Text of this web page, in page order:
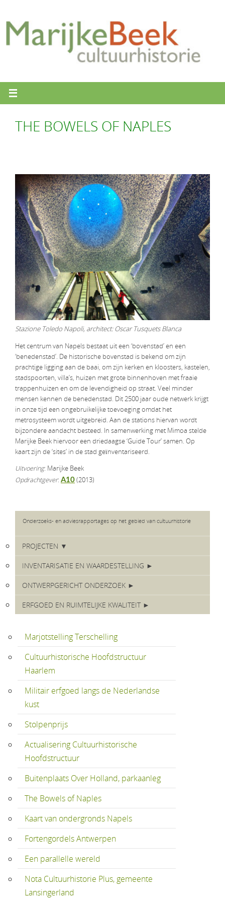
inhoud
THE BOWELS OF NAPLES
Stazione Toledo Napoli, architect: Oscar Tusquets Blanca
Het centrum van Napels bestaat uit een ‘bovenstad’ en een
‘benedenstad’. De historische bovenstad is bekend om zijn
prachtige ligging aan de baai, om zijn kerken en kloosters, kastelen,
stadspoorten, villa’s, huizen met grote binnenhoven met fraaie
trappenhuizen en om de levendigheid op straat. Veel minder
mensen kennen de benedenstad. Dit 2500 jaar oude netwerk krijgt
in onze tijd een ongebruikelijke toevoeging omdat het
metrosysteem wordt uitgebreid. Aan de stations hiervan wordt
bijzondere aandacht besteed. In samenwerking met Mimoa stelde
Marijke Beek hiervoor een driedaagse ‘Guide Tour’ samen. Op
kaart zijn de ‘sites’ in de stad geïnventariseerd.
Uitvoering: Marijke Beek
Opdrachtgever: A10 (2013)
Onderzoeks- en adviesrapportages op het gebied van cultuurhistorie
PROJECTEN ▼
INVENTARISATIE EN WAARDESTELLING ►
ONTWERPGERICHT ONDERZOEK ►
ERFGOED EN RUIMTELIJKE KWALITEIT ►
Marjotstelling Terschelling
Cultuurhistorische Hoofdstructuur
Haarlem
Militair erfgoed langs de Nederlandse
kust
Stolpenprijs
Actualisering Cultuurhistorische
Hoofdstructuur
Buitenplaats Over Holland, parkaanleg
The Bowels of Naples
Kaart van ondergronds Napels
Fortengordels Antwerpen
Een parallelle wereld
Nota Cultuurhistorie Plus, gemeente
Lansingerland